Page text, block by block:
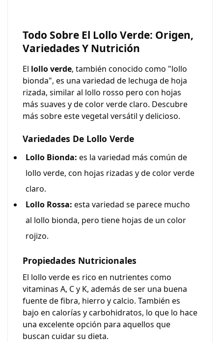
Todo Sobre El Lollo Verde: Origen,
Variedades Y Nutrición
El lollo verde, también conocido como "lollo
bionda", es una variedad de lechuga de hoja
rizada, similar al lollo rosso pero con hojas
más suaves y de color verde claro. Descubre
más sobre este vegetal versátil y delicioso.
Variedades De Lollo Verde
Lollo Bionda: es la variedad más común de
lollo verde, con hojas rizadas y de color verde
claro.
Lollo Rossa: esta variedad se parece mucho
al lollo bionda, pero tiene hojas de un color
rojizo.
Propiedades Nutricionales
El lollo verde es rico en nutrientes como
vitaminas A, C y K, además de ser una buena
fuente de fibra, hierro y calcio. También es
bajo en calorías y carbohidratos, lo que lo hace
una excelente opción para aquellos que
buscan cuidar su dieta.